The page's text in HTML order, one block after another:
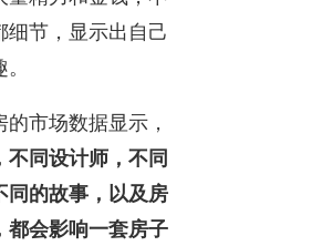
细节，显示出自己
市场数据显示，
不同设计师，不同
同的故事，以及房
都会影响一套房子